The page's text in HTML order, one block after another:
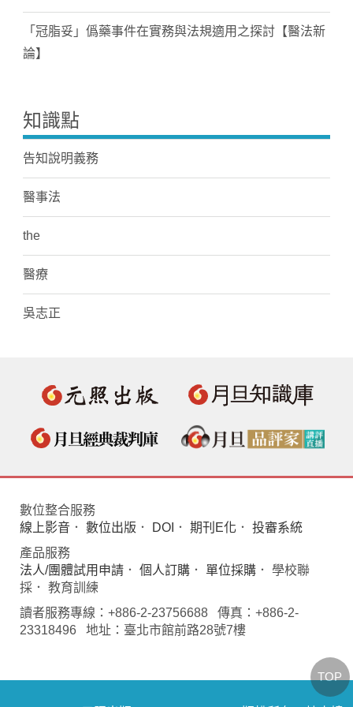
「冠脂妥」僞藥事件在實務與法規適用之探討【醫法新
論】
知識點
告知說明義務
醫事法
the
醫療
吳志正
數位整合服務
線上影音 ． 數位出版 ． DOI ． 期刊E化 ． 投審系統
產品服務
法人/團體試用申請 ． 個人訂購 ． 單位採購 ． 學校聯
採． 教育訓練
讀者服務專線：+886-2-23756688 傳真：+886-2-
23318496 地址：臺北市館前路28號7樓
TOP